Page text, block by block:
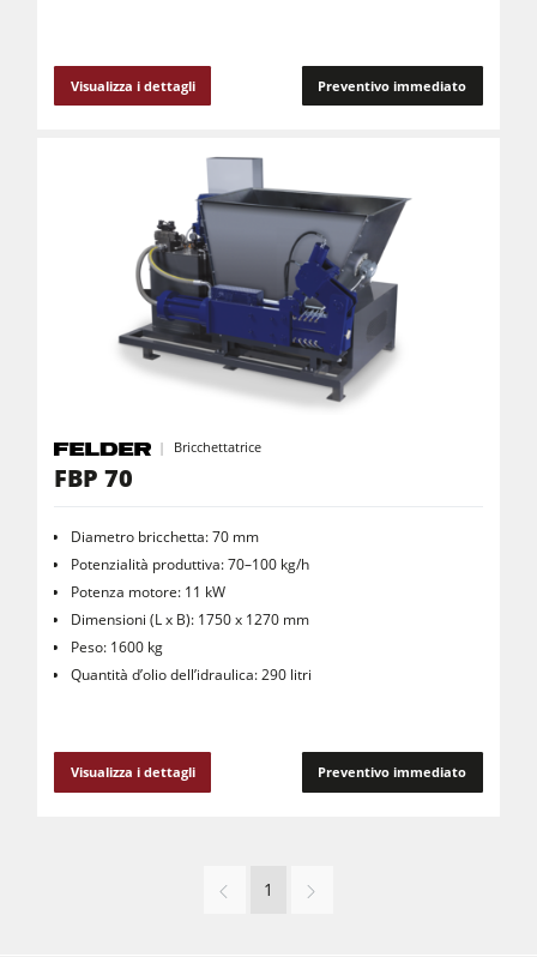
Visualizza i dettagli Preventivo immediato
Bricchettatrice
FBP 70
Diametro bricchetta: 70 mm
Potenzialità produttiva: 70–100 kg/h
Potenza motore: 11 kW
Dimensioni (L x B): 1750 x 1270 mm
Peso: 1600 kg
Quantità d’olio dell’idraulica: 290 litri
Visualizza i dettagli Preventivo immediato
1